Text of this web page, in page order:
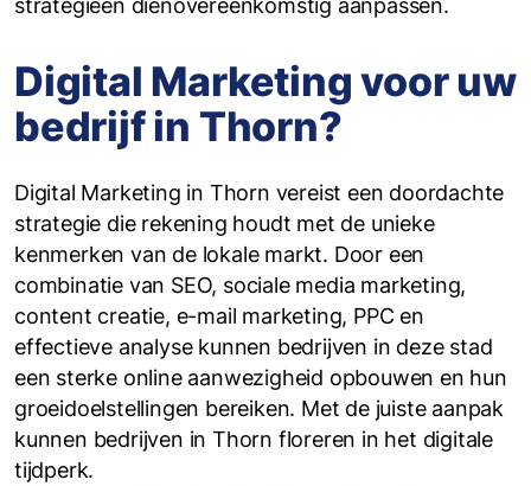
strategieën dienovereenkomstig aanpassen.
Digital Marketing voor uw
bedrijf in Thorn?
Digital Marketing in Thorn vereist een doordachte
strategie die rekening houdt met de unieke
kenmerken van de lokale markt. Door een
combinatie van SEO, sociale media marketing,
content creatie, e-mail marketing, PPC en
effectieve analyse kunnen bedrijven in deze stad
een sterke online aanwezigheid opbouwen en hun
groeidoelstellingen bereiken. Met de juiste aanpak
kunnen bedrijven in Thorn floreren in het digitale
tijdperk.